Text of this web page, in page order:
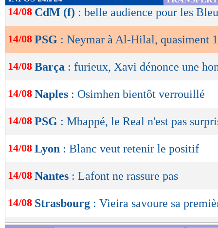
de
OK
14/08 CdM (f) : belle audience pour les
14/08 PSG : Neymar à Al-Hilal, quasiment
14/08 Barça : furieux, Xavi dénonce une
14/08 Naples : Osimhen bientôt verrouillé
14/08 PSG : Mbappé, le Real n'est pas
14/08 Lyon : Blanc veut retenir le positif
14/08 Nantes : Lafont ne rassure pas
14/08 Strasbourg : Vieira savoure sa